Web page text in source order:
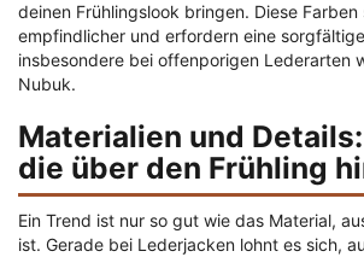
deinen Frühlingslook bringen. Diese
empfindlicher und erfordern eine
insbesondere bei offenporigen Lederarten
Nubuk.
Materialien und
die über den Frühling
Ein Trend ist nur so gut wie das Material,
ist. Gerade bei Lederjacken lohnt es sich,